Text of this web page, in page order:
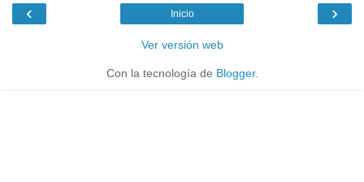
‹ ›
Inicio
Ver versión web
Con la tecnología de Blogger.